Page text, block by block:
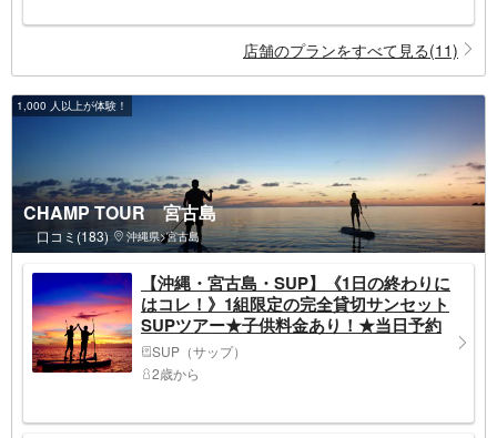
店舗のプランをすべて見る(11)
1,000 人以上が体験！
CHAMP TOUR 宮古島
口コミ(183) 沖縄県>宮古島
【沖縄・宮古島・SUP】《1日の終わりに
はコレ！》1組限定の完全貸切サンセット
SUPツアー★子供料金あり！★当日予約
OK！★撮影データ無料！
SUP（サップ）
2歳から